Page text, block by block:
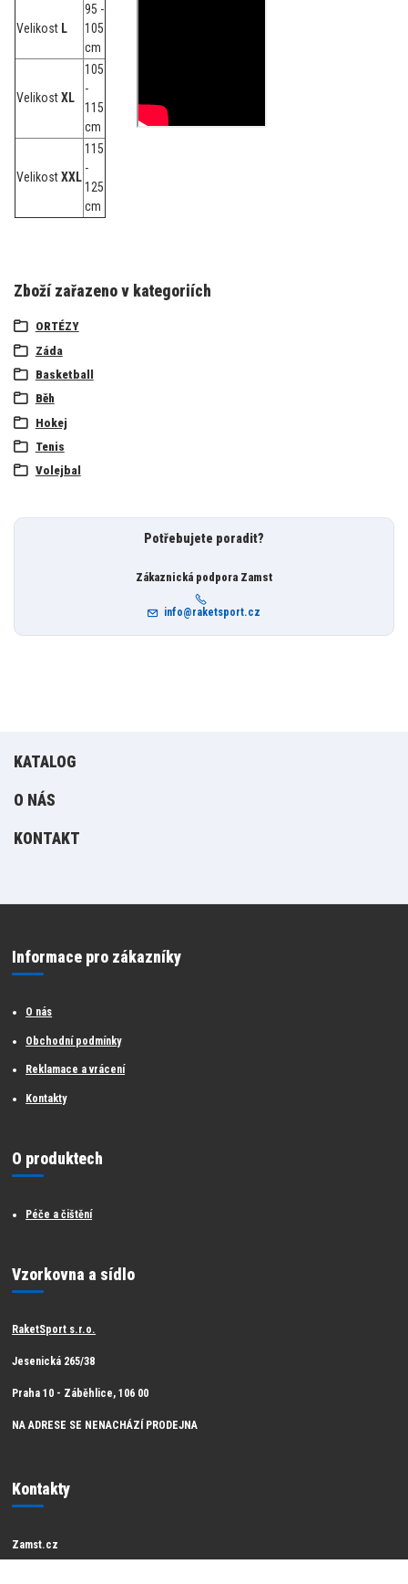
Velikost L
95 -
105
cm
VelikostXL
105
-
115
cm
VelikostXXL
115
-
125
cm
Zboží zařazeno v kategoriích
ORTÉZY
Záda
Basketball
Běh
Hokej
Tenis
Volejbal
Potřebujete poradit?
Zákaznická podpora Zamst
info@raketsport.cz
KATALOG
O NÁS
KONTAKT
Informace pro zákazníky
O nás
Obchodní podmínky
Reklamace a vrácení
Kontakty
O produktech
Péče a čištění
Vzorkovna a sídlo
RaketSport s.r.o.
Jesenická 265/38
Praha 10 - Záběhlice, 106 00
NA ADRESE SE NENACHÁZÍ PRODEJNA
Kontakty
Zamst.cz